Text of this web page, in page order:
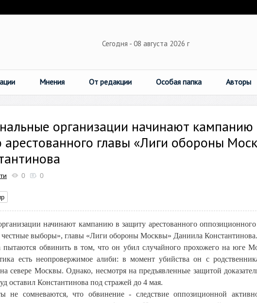
Сегодня - 08 августа 2026 г
Мнения От редакции Особая папка Авторы
организации начинают
главы «Лиги обороны
0 0
начинают кампанию в защиту арестованного
честные выборы», главы «Лиги обороны Москвы» Даниила Константинова.
пытаются обвинить в том, что он убил случайного прохожего на юге
есть неопровержимое алиби: в момент убийства он с
севере Москвы. Однако, несмотря на предъявленные защитой
оставил Константинова под стражей до 4 мая.
не сомневаются, что обвинение - следствие оппозиционной